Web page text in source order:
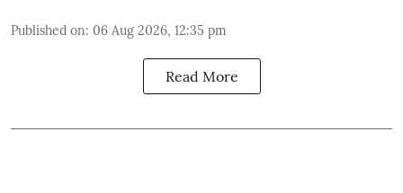
Published on: 06 Aug 2026, 12:35 pm
Read More